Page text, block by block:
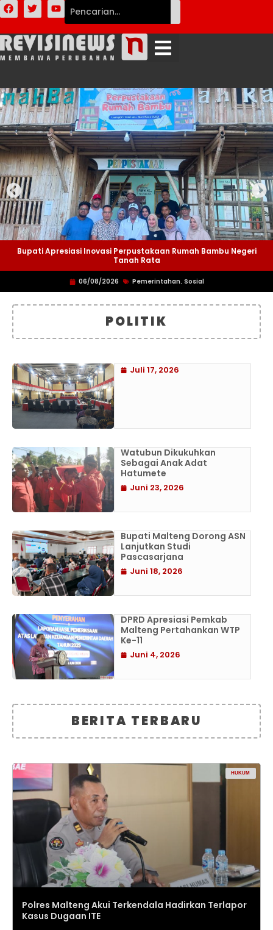
Bupati Apresiasi Inovasi Perpustakaan Rumah Bambu Negeri
Tanah Rata
06/08/2026 Pemerintahan, Sosial
POLITIK
Juli 17, 2026
Watubun Dikukuhkan
Sebagai Anak Adat
Hatumete
Juni 23, 2026
Bupati Malteng Dorong ASN
Lanjutkan Studi
Pascasarjana
Juni 18, 2026
DPRD Apresiasi Pemkab
Malteng Pertahankan WTP
Ke-11
Juni 4, 2026
BERITA TERBARU
HUKUM
Polres Malteng Akui Terkendala Hadirkan Terlapor
Kasus Dugaan ITE